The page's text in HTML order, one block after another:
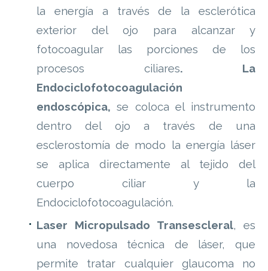
la energía a través de la esclerótica
exterior del ojo para alcanzar y
fotocoagular las porciones de los
procesos ciliares. La
Endociclofotocoagulación
endoscópica, se coloca el instrumento
dentro del ojo a través de una
esclerostomía de modo la energía láser
se aplica directamente al tejido del
cuerpo ciliar y la
Endociclofotocoagulación.
Laser
Micropulsado Transescleral, es
una novedosa técnica de láser, que
permite tratar cualquier glaucoma no